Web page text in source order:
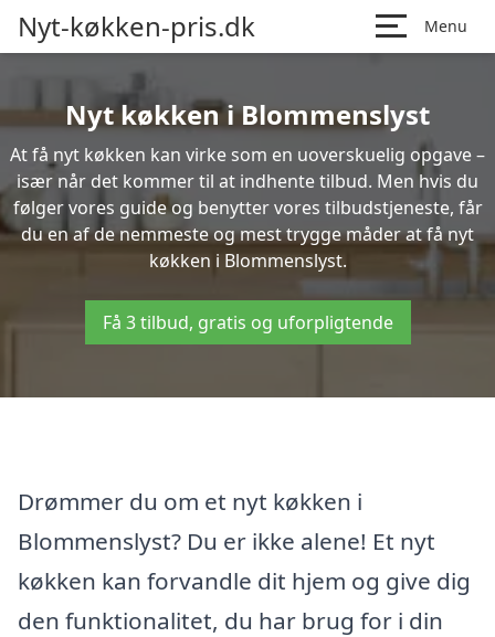
Nyt-køkken-pris.dk Menu
Nyt køkken i Blommenslyst
At få nyt køkken kan virke som en uoverskuelig opgave –
især når det kommer til at indhente tilbud. Men hvis du
følger vores guide og benytter vores tilbudstjeneste, får
du en af de nemmeste og mest trygge måder at få nyt
køkken i Blommenslyst.
Få 3 tilbud, gratis og uforpligtende
Drømmer du om et nyt køkken i
Blommenslyst? Du er ikke alene! Et nyt
køkken kan forvandle dit hjem og give dig
den funktionalitet, du har brug for i din